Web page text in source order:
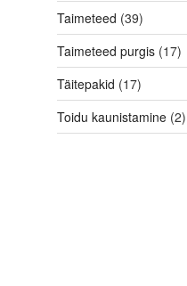
Taimeteed (39)
Taimeteed purgis (17)
Täitepakid (17)
Toidu kaunistamine (2)